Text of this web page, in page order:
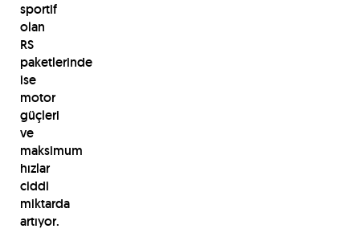
sportif
olan
RS
paketlerinde
ise
motor
güçleri
ve
maksimum
hızlar
ciddi
miktarda
artıyor.